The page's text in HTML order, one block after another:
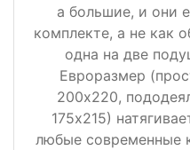
а большие, и они
комплекте, а не как
одна на две
Евроразмер
200х220,
175х215)
любые современные